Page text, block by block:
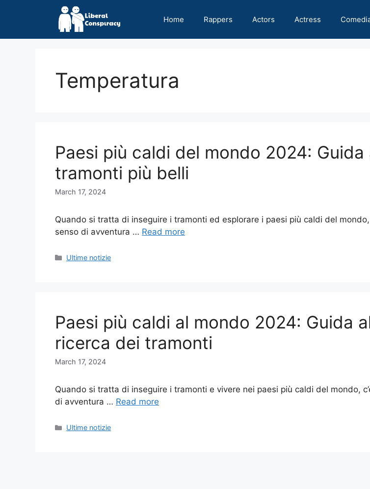
Home Rappers Actors Actress
Temperatura
Paesi più caldi del mondo 2024: Guida
tramonti più belli
March 17, 2024
Quando si tratta di inseguire i tramonti ed esplorare i paesi più caldi del mondo,
senso di avventura … Read more
Categories
Ultime notizie
Paesi più caldi al mondo 2024: Guida
ricerca dei tramonti
March 17, 2024
Quando si tratta di inseguire i tramonti e vivere nei paesi più caldi del mondo,
di avventura … Read more
Categories
Ultime notizie